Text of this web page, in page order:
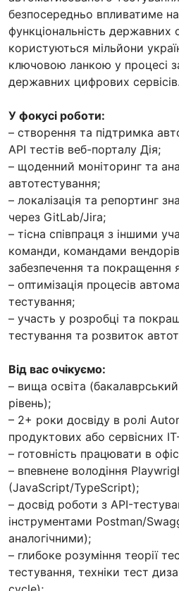
безпосередньо впливатиме на
функціональність державних
користуються мільйони
ключовою ланкою у процесі
державних цифрових сервісів.
У фокусі роботи:
– створення та підтримка
API тестів веб-порталу Дія;
– щоденний моніторинг та
автотестування;
– локалізація та репортинг
через GitLab/Jira;
– тісна співпраця з іншими
команди, командами
забезпечення та покращення
– оптимізація процесів
тестування;
– участь у розробці та
тестування та розвиток
Від вас очікуємо:
– вища освіта
рівень);
– 2+ роки досвіду в ролі
продуктових або сервісних
– готовність працювати в
– впевнене володіння
(JavaScript/TypeScript);
– досвід роботи з API-
інструментами Postman/
аналогічними);
– глибоке розуміння теорії
тестування, техніки тест